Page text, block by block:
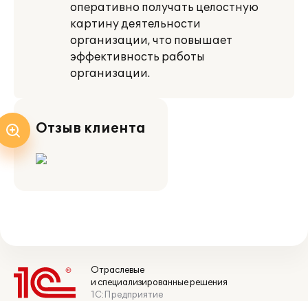
оперативно получать целостную
картину деятельности
организации, что повышает
эффективность работы
организации.
Отзыв клиента
Отраслевые
и специализированные решения
1С:Предприятие